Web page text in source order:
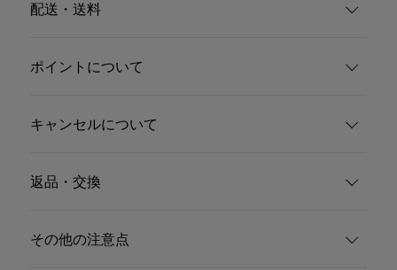
配送・送料
ポイントについて
キャンセルについて
返品・交換
その他の注意点